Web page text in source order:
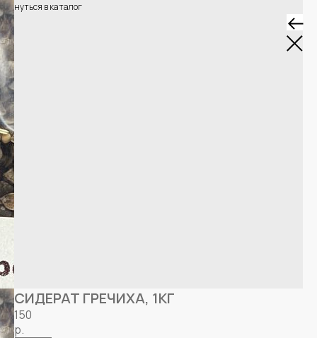
Вернуться в каталог
СИДЕРАТ ГРЕЧИХА, 1КГ
150
р.